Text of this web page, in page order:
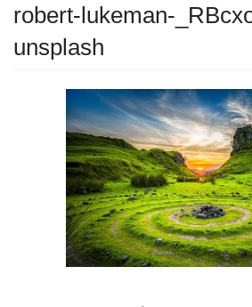
robert-lukeman-
unsplash